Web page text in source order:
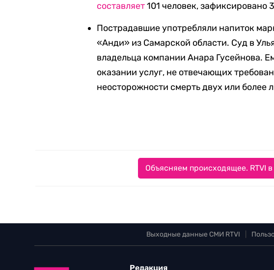
составляет101 человек, зафиксировано
Пострадавшие употребляли напиток
«Анди» из Самарской области. Суд в
владельца компании Анара Гусейнова.
оказании услуг, не отвечающих
неосторожности смерть двух или более
Объясняем происходящее. RTVI в
Выходные данные СМИ RTVI
Редакция